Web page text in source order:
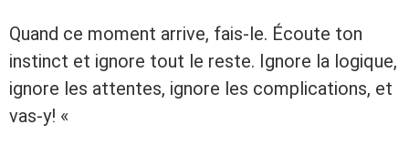
Quand ce moment arrive, fais-le. Écoute ton
instinct et ignore tout le reste. Ignore la logique,
ignore les attentes, ignore les complications, et
vas-y! «